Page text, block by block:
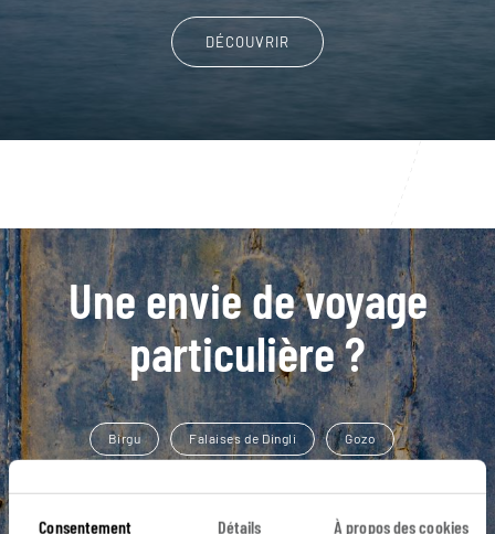
Consentement Détails À propos des cookies
DÉCOUVRIR
Une envie de voyage
particulière ?
Birgu Falaises de Dingli Gozo
Fungus Rock - Gozo